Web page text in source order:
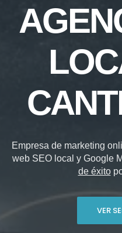
Empresa de marketing
web SEO local y Google
de éxito
VER